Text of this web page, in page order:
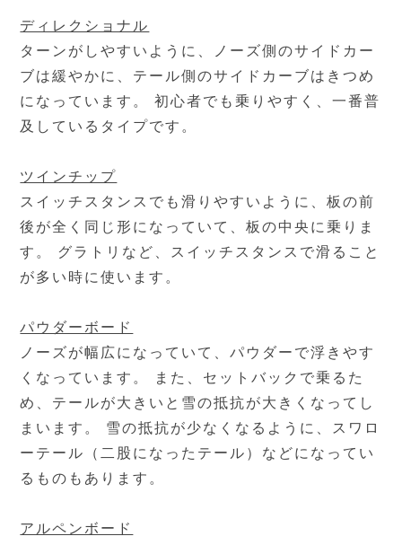
ディレクショナル
ターンがしやすいように、ノーズ側のサイドカー
ブは緩やかに、テール側のサイドカーブはきつめ
になっています。 初心者でも乗りやすく、一番普
及しているタイプです。
ツインチップ
スイッチスタンスでも滑りやすいように、板の前
後が全く同じ形になっていて、板の中央に乗りま
す。 グラトリなど、スイッチスタンスで滑ること
が多い時に使います。
パウダーボード
ノーズが幅広になっていて、パウダーで浮きやす
くなっています。 また、セットバックで乗るた
め、テールが大きいと雪の抵抗が大きくなってし
まいます。 雪の抵抗が少なくなるように、スワロ
ーテール（二股になったテール）などになってい
るものもあります。
アルペンボード